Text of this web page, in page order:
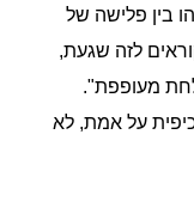
בין פלישה של
לזה שגעת,
מעופפת".
על אמת, לא